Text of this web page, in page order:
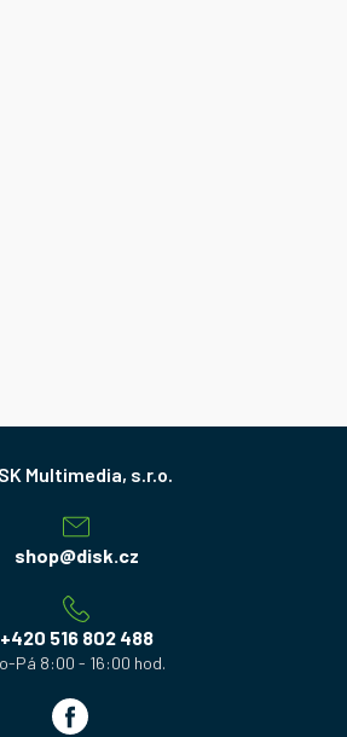
shop@disk.cz
+420 516 802 488